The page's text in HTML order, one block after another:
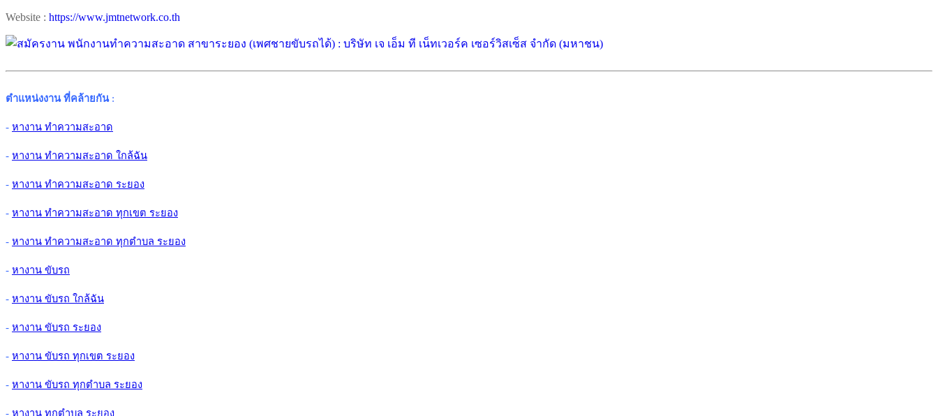
Website : https://www.jmtnetwork.co.th
ตำแหน่งงาน ที่คล้ายกัน:
- หางาน ทำความสะอาด
- หางาน ทำความสะอาด ใกล้ฉัน
- หางาน ทำความสะอาด ระยอง
- หางาน ทำความสะอาด ทุกเขต ระยอง
- หางาน ทำความสะอาด ทุกตำบล ระยอง
- หางาน ขับรถ
- หางาน ขับรถ ใกล้ฉัน
- หางาน ขับรถ ระยอง
- หางาน ขับรถ ทุกเขต ระยอง
- หางาน ขับรถ ทุกตำบล ระยอง
- หางาน ทุกตำบล ระยอง